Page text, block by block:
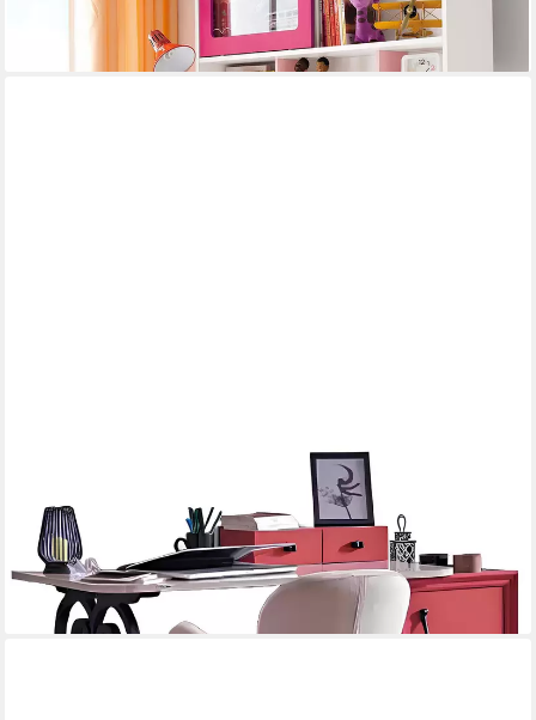
lieferbar in 12 Wochen
Schreibtisch Eleganter Holzschreibtisch mit klassischer Optik für
Büro und Zuhause (Schreibtisch), Hergestellt in Europa
928,00 €
1.300,00 €
-29%
lieferbar in 10 Wochen